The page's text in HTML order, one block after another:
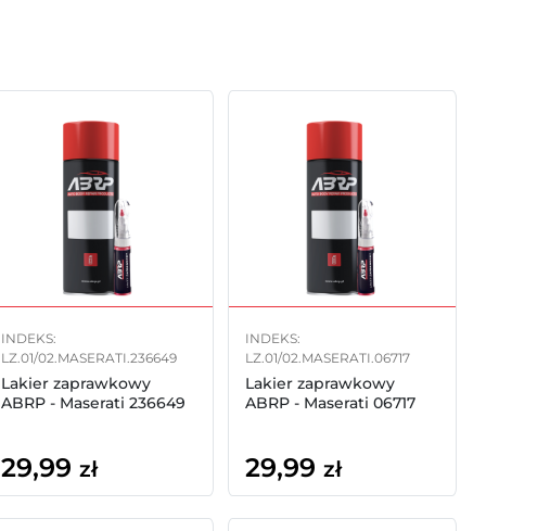
INDEKS:
LZ.01/02.MASERATI.236649
Lakier zaprawkowy
ABRP - Maserati 236649
29,99 zł
INDEKS:
LZ.01/02.MASERATI.06717
Lakier zaprawkowy
ABRP - Maserati 06717
29,99 zł